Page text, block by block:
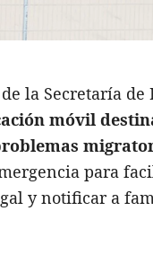
la Secretaría
móvil
para
y notificar a